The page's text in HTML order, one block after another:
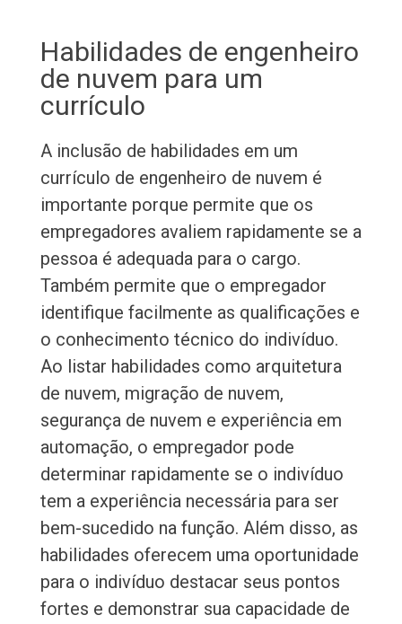
Habilidades de engenheiro
de nuvem para um
currículo
A inclusão de habilidades em um
currículo de engenheiro de nuvem é
importante porque permite que os
empregadores avaliem rapidamente se a
pessoa é adequada para o cargo.
Também permite que o empregador
identifique facilmente as qualificações e
o conhecimento técnico do indivíduo.
Ao listar habilidades como arquitetura
de nuvem, migração de nuvem,
segurança de nuvem e experiência em
automação, o empregador pode
determinar rapidamente se o indivíduo
tem a experiência necessária para ser
bem-sucedido na função. Além disso, as
habilidades oferecem uma oportunidade
para o indivíduo destacar seus pontos
fortes e demonstrar sua capacidade de